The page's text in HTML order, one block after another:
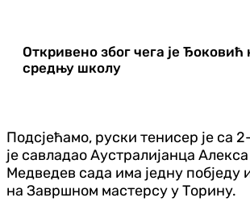
Откривено због чега је Ђоковић
средњу школу
Подсјећамо, руски тенисер је са
је савладао Аустралијанца
Медведев сада има једну побједу
на Завршном мастерсу у Торину.